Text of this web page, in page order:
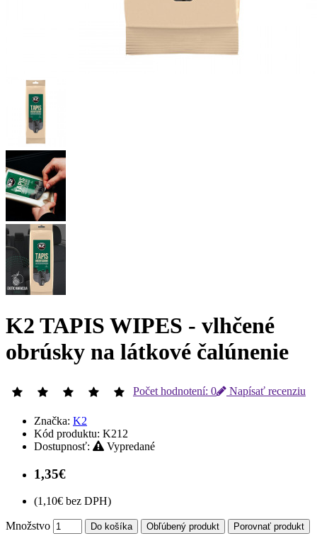
K2 TAPIS WIPES - vlhčené
obrúsky na látkové čalúnenie
Počet hodnotení: 0 Napísať recenziu
Značka: K2
Kód produktu: K212
Dostupnosť:
Vypredané
1,35€
(1,10€ bez DPH)
Množstvo Do košíka Obľúbený produkt Porovnať produkt